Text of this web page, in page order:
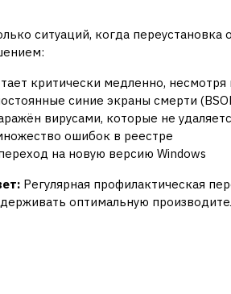
ситуаций, когда
критически медленно, несмотря
синие экраны смерти
вирусами, которые не
ошибок в реестре
на новую версию Windows
Регулярная профилактическая
оптимальную